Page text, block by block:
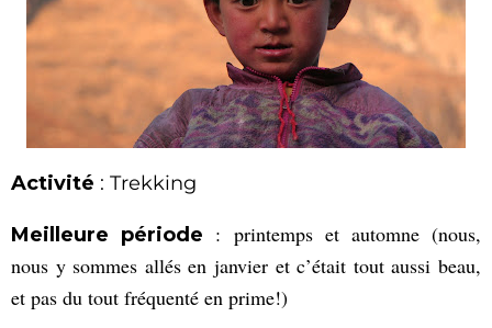
Activité : Trekking
Meilleure période : printemps et automne (nous,
nous y sommes allés en janvier et c’était tout aussi beau,
et pas du tout fréquenté en prime!)